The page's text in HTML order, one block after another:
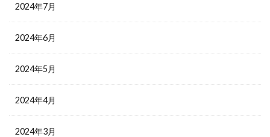
2024年7月
2024年6月
2024年5月
2024年4月
2024年3月